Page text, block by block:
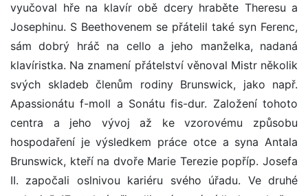
vyučoval hře na klavír obě dcery hraběte Theresu a
Josephinu. S Beethovenem se přátelil také syn Ferenc,
sám dobrý hráč na cello a jeho manželka, nadaná
klavíristka. Na znamení přátelství věnoval Mistr několik
svých skladeb členům rodiny Brunswick, jako např.
Apassionátu f-moll a Sonátu fis-dur. Založení tohoto
centra a jeho vývoj až ke vzorovému způsobu
hospodaření je výsledkem práce otce a syna Antala
Brunswick, kteří na dvoře Marie Terezie popříp. Josefa
II. započali oslnivou kariéru svého úřadu. Ve druhé